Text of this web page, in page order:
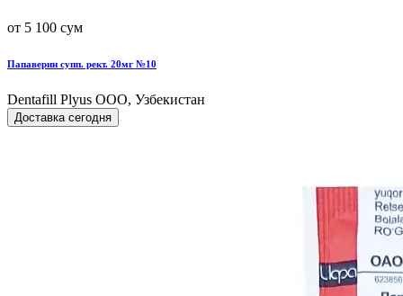
от 5 100 сум
Папаверин супп. рект. 20мг №10
Dentafill Plyus OOO, Узбекистан
Доставка сегодня